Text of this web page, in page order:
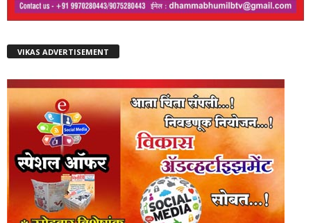
VIKAS ADVERTISEMENT